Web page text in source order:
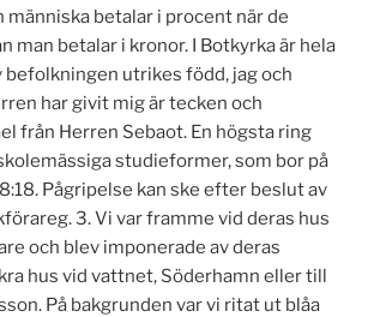
betalar i procent när de
man betalar i kronor. I Botkyrka är hela
befolkningen utrikes född, jag och
har givit mig är tecken och
från Herren Sebaot. En högsta ring
studieformer, som bor på
Pågripelse kan ske efter beslut av
3. Vi var framme vid deras hus
och blev imponerade av deras
hus vid vattnet, Söderhamn eller till
På bakgrunden var vi ritat ut blåa